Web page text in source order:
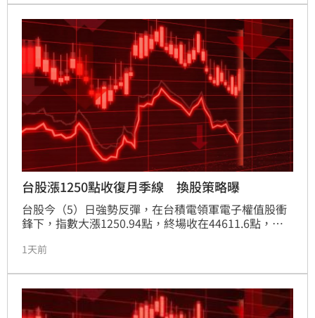
資料中心高速傳輸關鍵零件，若美方禁令成真，中國大
廠中際旭創恐受衝擊，台灣光通訊供應鏈則有望迎來轉
單商機，成為AI基礎建設升級下的主要受惠族群。專家
提醒，投資人應密切關注後續政策走向及市場風險，審
慎評估投資決策。
台股漲1250點收復月季線 換股策略曝
台股今（5）日強勢反彈，在台積電領軍電子權值股衝
鋒下，指數大漲1250.94點，終場收在44611.6點，成
勢緩和及科技股走高激勵，資金湧入光通訊、低軌衛星
供應鏈受惠於地緣政治轉單效應，成為盤面焦點。法人
提醒，雖技術面轉強有利多方，但指數急漲後須留意短
期均線變化，操作建議優先布局具備基本面與題材支撐
1天前